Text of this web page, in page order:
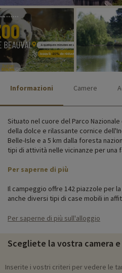
Informazioni Camere
Situato nel cuore del Parco
della dolce e rilassante cornice
Belle-Isle e a 5 km dalla foresta
tipi di attività nelle vicinanze per una
Per saperne di più
Il campeggio offre 142 piazzole per
anche diversi tipi di case mobili in
televisione, wifi, servizi igienici e di
Attività per famiglie in loco
Per informazioni dettagliate sulle
Per saperne di più sull'alloggio
Scegliete la vostra camera
Inserite i vostri criteri per vedere le